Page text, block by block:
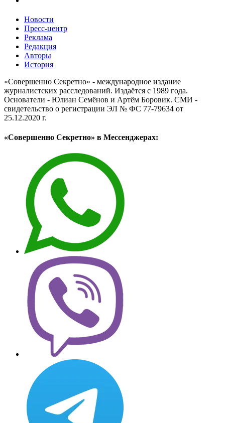
Новости
Пресс-центр
Реклама
Редакция
Авторы
История
«Совершенно Секретно» - международное издание
журналистских расследований. Издаётся с 1989 года.
Основатели - Юлиан Семёнов и Артём Боровик. CМИ -
свидетельство о регистрации ЭЛ № ФС 77-79634 от
25.12.2020 г.
«Совершенно Секретно» в Мессенджерах: